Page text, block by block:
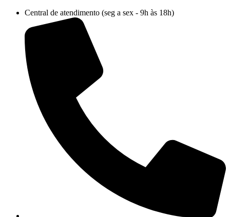
conteúdo
Central de atendimento (seg a sex - 9h às 18h)